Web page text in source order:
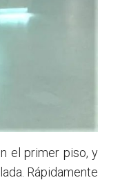
el primer piso, y
Rápidamente